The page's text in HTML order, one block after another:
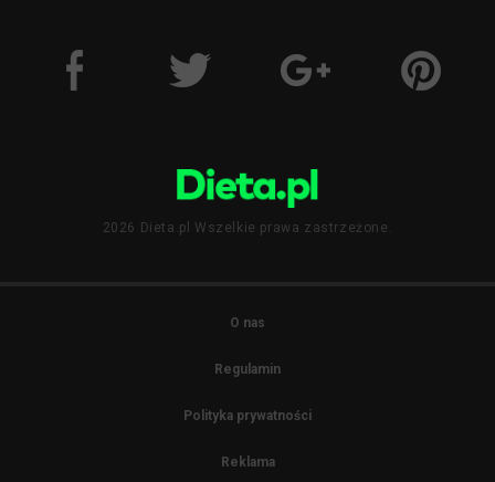
2026 Dieta.pl Wszelkie prawa zastrzeżone.
O nas
Regulamin
Polityka prywatności
Reklama